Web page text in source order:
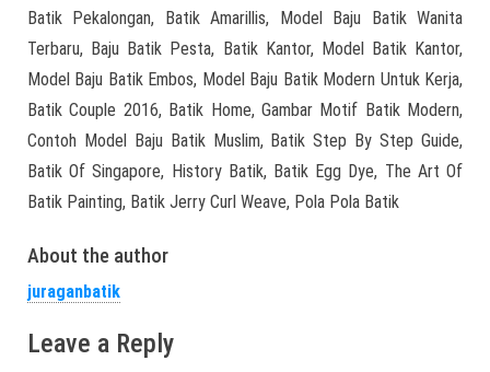
Batik Pekalongan, Batik Amarillis, Model Baju Batik Wanita
Terbaru, Baju Batik Pesta, Batik Kantor, Model Batik Kantor,
Model Baju Batik Embos, Model Baju Batik Modern Untuk Kerja,
Batik Couple 2016, Batik Home, Gambar Motif Batik Modern,
Contoh Model Baju Batik Muslim, Batik Step By Step Guide,
Batik Of Singapore, History Batik, Batik Egg Dye, The Art Of
Batik Painting, Batik Jerry Curl Weave, Pola Pola Batik
About the author
juraganbatik
Leave a Reply